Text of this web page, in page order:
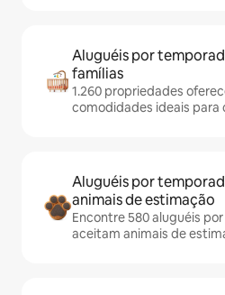
Aluguéis por
famílias
1.260 propriedades
comodidades ideais para
Aluguéis por
animais de estimação
Encontre 580 aluguéis
aceitam animais de